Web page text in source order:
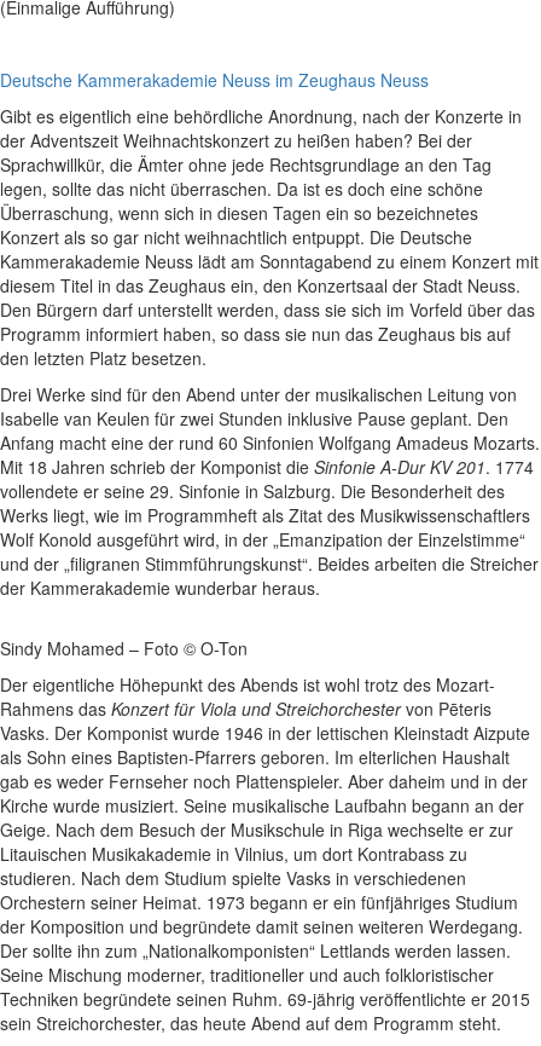
(Einmalige Aufführung)
Deutsche Kammerakademie Neuss im Zeughaus Neuss
Gibt es eigentlich eine behördliche Anordnung, nach der Konzerte in
der Adventszeit Weihnachtskonzert zu heißen haben? Bei der
Sprachwillkür, die Ämter ohne jede Rechtsgrundlage an den Tag
legen, sollte das nicht überraschen. Da ist es doch eine schöne
Überraschung, wenn sich in diesen Tagen ein so bezeichnetes
Konzert als so gar nicht weihnachtlich entpuppt. Die Deutsche
Kammerakademie Neuss lädt am Sonntagabend zu einem Konzert mit
diesem Titel in das Zeughaus ein, den Konzertsaal der Stadt Neuss.
Den Bürgern darf unterstellt werden, dass sie sich im Vorfeld über das
Programm informiert haben, so dass sie nun das Zeughaus bis auf
den letzten Platz besetzen.
Drei Werke sind für den Abend unter der musikalischen Leitung von
Isabelle van Keulen für zwei Stunden inklusive Pause geplant. Den
Anfang macht eine der rund 60 Sinfonien Wolfgang Amadeus Mozarts.
Mit 18 Jahren schrieb der Komponist die Sinfonie A-Dur KV 201. 1774
vollendete er seine 29. Sinfonie in Salzburg. Die Besonderheit des
Werks liegt, wie im Programmheft als Zitat des Musikwissenschaftlers
Wolf Konold ausgeführt wird, in der „Emanzipation der Einzelstimme“
und der „filigranen Stimmführungskunst“. Beides arbeiten die Streicher
der Kammerakademie wunderbar heraus.
Sindy Mohamed – Foto © O-Ton
Der eigentliche Höhepunkt des Abends ist wohl trotz des Mozart-
Rahmens das Konzert für Viola und Streichorchestervon Pēteris
Vasks. Der Komponist wurde 1946 in der lettischen Kleinstadt Aizpute
als Sohn eines Baptisten-Pfarrers geboren. Im elterlichen Haushalt
gab es weder Fernseher noch Plattenspieler. Aber daheim und in der
Kirche wurde musiziert. Seine musikalische Laufbahn begann an der
Geige. Nach dem Besuch der Musikschule in Riga wechselte er zur
Litauischen Musikakademie in Vilnius, um dort Kontrabass zu
studieren. Nach dem Studium spielte Vasks in verschiedenen
Orchestern seiner Heimat. 1973 begann er ein fünfjähriges Studium
der Komposition und begründete damit seinen weiteren Werdegang.
Der sollte ihn zum „Nationalkomponisten“ Lettlands werden lassen.
Seine Mischung moderner, traditioneller und auch folkloristischer
Techniken begründete seinen Ruhm. 69-jährig veröffentlichte er 2015
sein Streichorchester, das heute Abend auf dem Programm steht.